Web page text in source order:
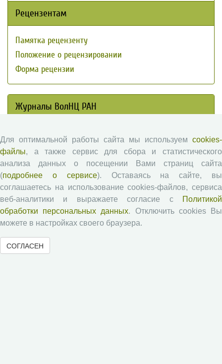
Рецензентам
Памятка рецензенту
Положение о рецензировании
Форма рецензии
Журналы ВолНЦ РАН
Проблемы развития территории
Вопросы территориального развития
Социальное пространство
Юный экономист
АгроЗооТехника
Для оптимальной работы сайта мы используем cookies-
файлы, а также сервис для сбора и статистического
анализа данных о посещении Вами страниц сайта
(подробнее о сервисе). Оставаясь на сайте, вы
соглашаетесь на использование cookies-файлов, сервиса
веб-аналитики и выражаете согласие с
Политикой
обработки персональных данных. Отключить cookies Вы
можете в настройках своего браузера.
СОГЛАСЕН